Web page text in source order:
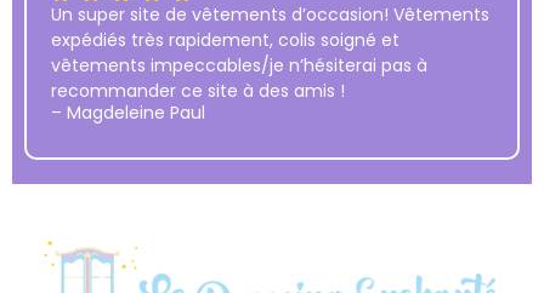
Un super site de vêtements d’occasion! Vêtements
expédiés très rapidement, colis soigné et
vêtements impeccables/je n’hésiterai pas à
recommander ce site à des amis !
– Magdeleine Paul